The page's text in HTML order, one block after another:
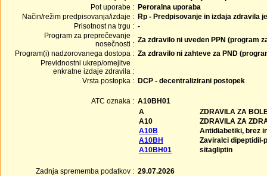
Pot uporabe : Peroralna uporaba
Način/režim predpisovanja/izdaje : Rp - Predpisovanje in izdaja zdravila
Prisotnost na trgu : -
Program za preprečevanje
nosečnosti : Za zdravilo ni uveden PPN (program
Program(i) nadzorovanega dostopa : Za zdravilo ni zahteve za PND
Previdnostni ukrep/omejitve
enkratne izdaje zdravila :
Vrsta postopka : DCP - decentralizirani postopek
ATC oznaka : A10BH01
A
ZDRAVILA ZA
A10
ZDRAVILA ZA
A10B
Antidiabetiki, brez
A10BH
Zaviralci dipeptidil-
A10BH01
sitagliptin
Zadnja sprememba podatkov : 29.07.2026